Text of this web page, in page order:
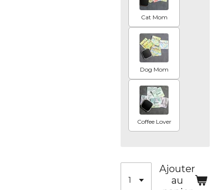
Cat Mom
Dog Mom
Coffee Lover
Ajouter
au